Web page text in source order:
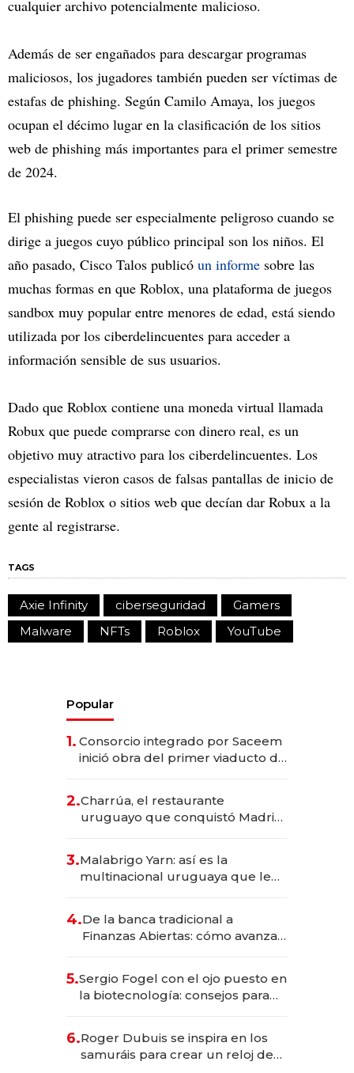
cualquier archivo potencialmente malicioso.
Además de ser engañados para descargar programas
maliciosos, los jugadores también pueden ser víctimas de
estafas de phishing. Según Camilo Amaya, los juegos
ocupan el décimo lugar en la clasificación de los sitios
web de phishing más importantes para el primer semestre
de 2024.
El phishing puede ser especialmente peligroso cuando se
dirige a juegos cuyo público principal son los niños. El
año pasado, Cisco Talos publicó un informe sobre las
muchas formas en que Roblox, una plataforma de juegos
sandbox muy popular entre menores de edad, está siendo
utilizada por los ciberdelincuentes para acceder a
información sensible de sus usuarios.
Dado que Roblox contiene una moneda virtual llamada
Robux que puede comprarse con dinero real, es un
objetivo muy atractivo para los ciberdelincuentes. Los
especialistas vieron casos de falsas pantallas de inicio de
sesión de Roblox o sitios web que decían dar Robux a la
gente al registrarse.
TAGS
Axie Infinity ciberseguridad
Gamers
Malware
NFTs Roblox YouTube
Popular
1. Consorcio integrado por Saceem
inició obra del primer viaducto de
millones
2.Charrúa, el restaurante
uruguayo que conquistó Madrid:
anticipación y prepara apertura
3.Malabrigo Yarn: así es la
multinacional uruguaya que le
4.De la banca tradicional a
Finanzas Abiertas: cómo avanza
5.Sergio Fogel con el ojo puesto en
la biotecnología: consejos para
6.Roger Dubuis se inspira en los
samuráis para crear un reloj de